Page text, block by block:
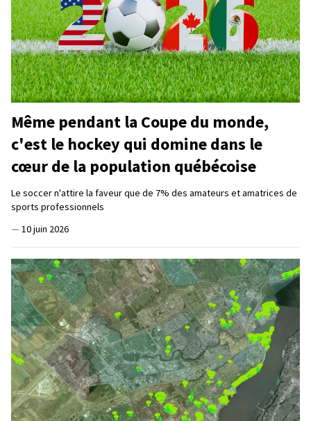
Même pendant la Coupe du monde,
c'est le hockey qui domine dans le
cœur de la population québécoise
Le soccer n'attire la faveur que de 7% des amateurs et amatrices de
sports professionnels
— 10 juin 2026